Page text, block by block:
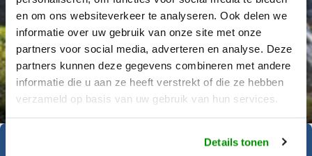
en om ons websiteverkeer te analyseren. Ook delen we
informatie over uw gebruik van onze site met onze
partners voor social media, adverteren en analyse. Deze
partners kunnen deze gegevens combineren met andere
informatie die u aan ze heeft verstrekt of die ze hebben
verzameld op basis van uw gebruik van hun services.
Details tonen
Déanne Wetzels